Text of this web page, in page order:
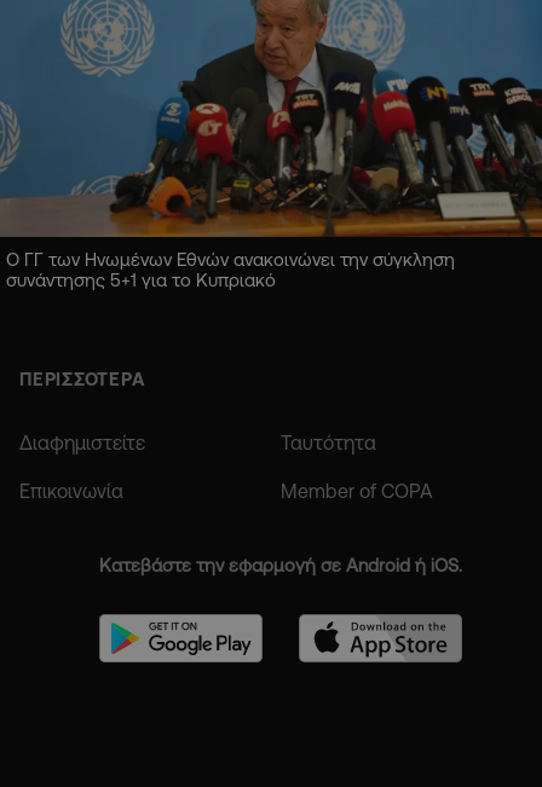
Ο ΓΓ των Ηνωμένων Εθνών ανακοινώνει την σύγκληση
συνάντησης 5+1 για το Κυπριακό
ΠΕΡΙΣΣΟΤΕΡΑ
Διαφημιστείτε Ταυτότητα
Επικοινωνία Member of COPA
Κατεβάστε την εφαρμογή σε Android ή iOS.